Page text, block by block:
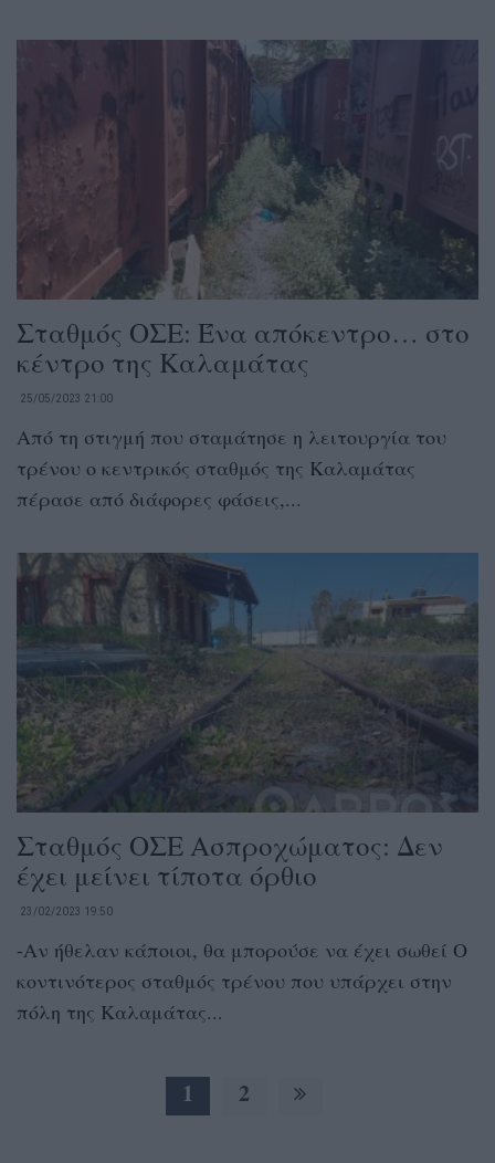
Σταθμός ΟΣΕ: Ένα απόκεντρο… στο
κέντρο της Καλαμάτας
25/05/2023 21:00
Από τη στιγμή που σταμάτησε η λειτουργία του
τρένου ο κεντρικός σταθμός της Καλαμάτας
πέρασε από διάφορες φάσεις,...
Σταθμός ΟΣΕ Ασπροχώματος: Δεν
έχει μείνει τίποτα όρθιο
23/02/2023 19:50
-Αν ήθελαν κάποιοι, θα μπορούσε να έχει σωθεί Ο
κοντινότερος σταθμός τρένου που υπάρχει στην
πόλη της Καλαμάτας...
1 2